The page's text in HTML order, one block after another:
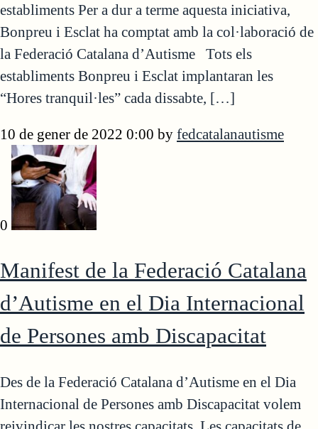
establiments Per a dur a terme aquesta iniciativa,
Bonpreu i Esclat ha comptat amb la col·laboració de
la Federació Catalana d’Autisme Tots els
establiments Bonpreu i Esclat implantaran les
“Hores tranquil·les” cada dissabte, […]
10 de gener de 2022 0:00 by fedcatalanautisme
0
Manifest de la Federació Catalana
d’Autisme en el Dia Internacional
de Persones amb Discapacitat
Des de la Federació Catalana d’Autisme en el Dia
Internacional de Persones amb Discapacitat volem